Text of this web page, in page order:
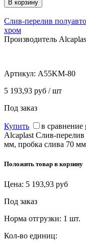
Слив-перелив
хром
Производитель
Артикул: A55KM-80
5 193,93 руб / шт
Под заказ
Купить в сравнение
Alcaplast Слив-
мм, пробка слива 70
Положить товар в корзину
Цена: 5 193,93 руб
Под заказ
Норма отгрузки: 1 шт.
Кол-во единиц: